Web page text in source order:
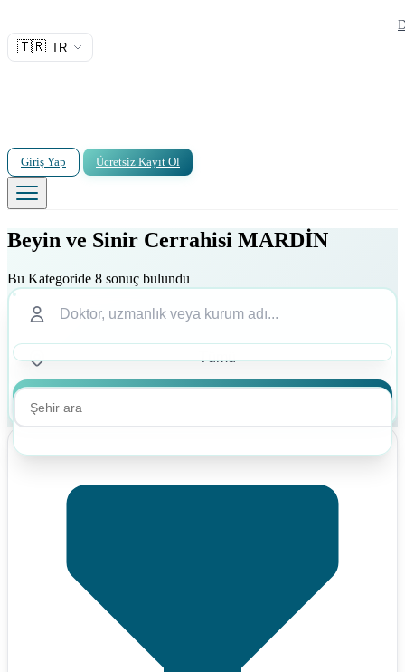
🇹🇷 TR
Giriş Yap Ücretsiz Kayıt Ol
Beyin ve Sinir Cerrahisi MARDİN
Bu Kategoride 8 sonuç bulundu